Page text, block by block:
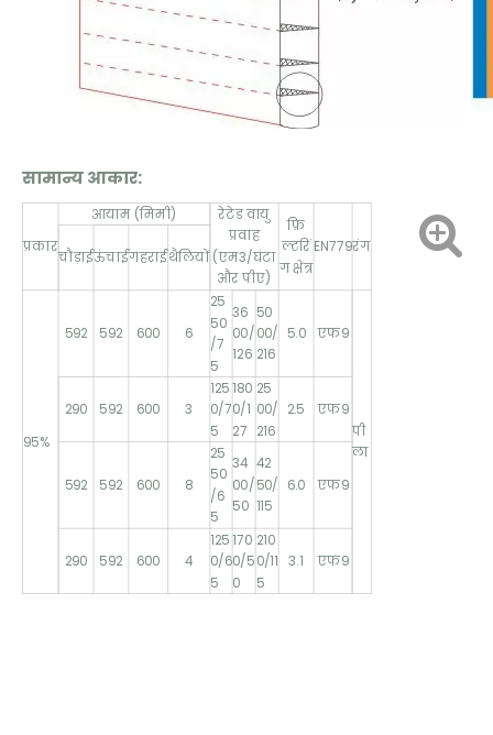
सामान्य आकार:
प्रकार
आयाम (मिमी) रेटेड वायु
प्रवाह
(एम3/घंटा
और पीए)
फ़ि
ल्टरिं
ग क्षेत्र
EN779रंग
चौड़ाईऊंचाईगहराईथैलियों
95%
592 592 600 6
25
50
/7
5
36
00/
126
50
00/
216
5.0 एफ9
पी
ला
290 592 600 3
125
0/7
5
180
0/1
27
25
00/
216
2.5 एफ9
592 592 600 8
25
50
/6
5
34
00/
50
42
50/
115
6.0 एफ9
290 592 600 4
125
0/6
5
170
0/5
0
210
0/11
5
3.1 एफ9